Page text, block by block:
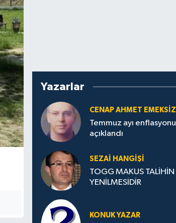
Yazarlar
CENAP AHMET EMEKSİZ
Temmuz ayı enflasyonu
açıklandı
SEZAI HANGİŞİ
TOGG MAKUS TALİHİN
YENİLMESİDİR
KONUK YAZAR